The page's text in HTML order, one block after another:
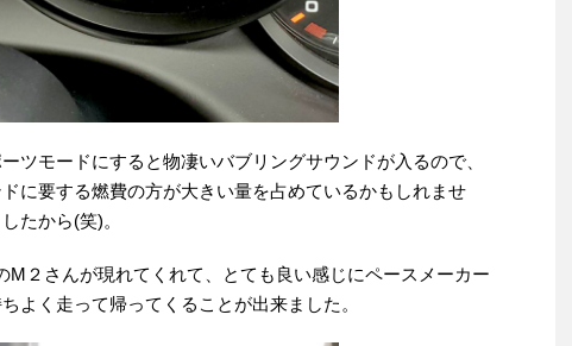
ツモードにすると物凄いバブリングサウンドが入るので、
に要する燃費の方が大きい量を占めているかもしれませ
たから(笑)。
M２さんが現れてくれて、とても良い感じにペースメーカー
よく走って帰ってくることが出来ました。